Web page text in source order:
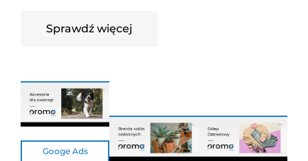
Sprawdź więcej
Googe Ads